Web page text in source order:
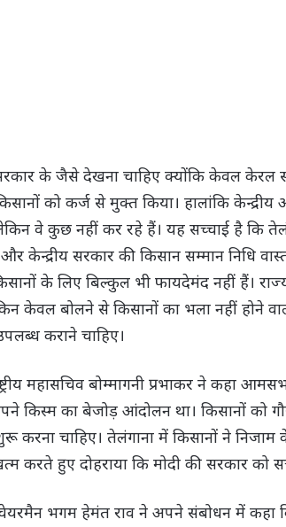
के जैसे देखना चाहिए क्योंकि केवल केरल
को कर्ज से मुक्त किया। हालांकि
वे कुछ नहीं कर रहे हैं। यह सच्चाई है कि
केन्द्रीय सरकार की किसान सम्मान निधि
के लिए बिल्कुल भी फायदेमंद नहीं हैं।
केवल बोलने से किसानों का भला नहीं होने
कराने चाहिए।
महासचिव बोम्मागनी प्रभाकर ने कहा
किस्म का बेजोड़ आंदोलन था। किसानों को
करना चाहिए। तेलंगाना में किसानों ने
करते हुए दोहराया कि मोदी की सरकार को
भगम हेमंत राव ने अपने संबोधन में कहा